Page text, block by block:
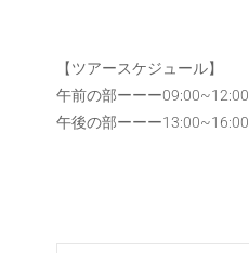
【ツアースケジュール】
午前の部ーーー09:00~12:00
午後の部ーーー13:00~16:00